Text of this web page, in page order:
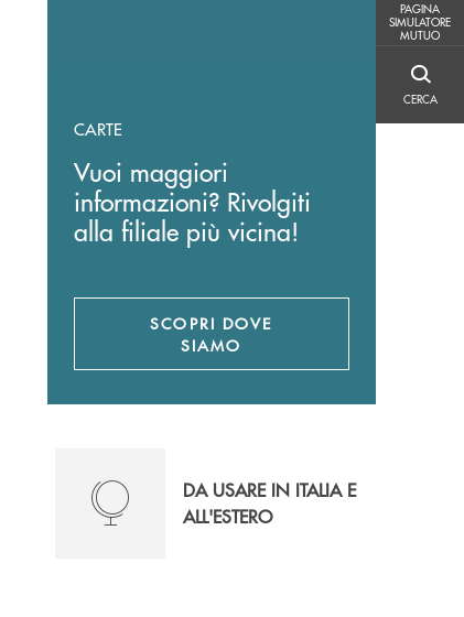
PAGINA
SIMULATORE
MUTUO
CERCA
CARTE
Vuoi maggiori
informazioni? Rivolgiti
alla filiale più vicina!
SCOPRI DOVE
SIAMO
DA USARE IN ITALIA E
ALL'ESTERO